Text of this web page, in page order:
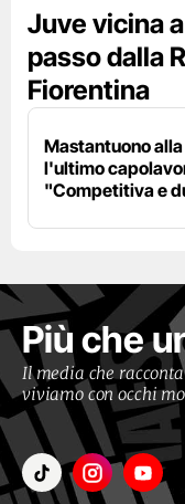
Juve vicina
passo dalla
Fiorentina
Mastantuono
l'ultimo
"Competitiva e
Più che
Il media che
viviamo con occhi